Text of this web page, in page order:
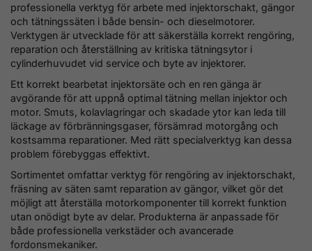
professionella verktyg för arbete med injektorschakt, gängor
och tätningssäten i både bensin- och dieselmotorer.
Verktygen är utvecklade för att säkerställa korrekt rengöring,
reparation och återställning av kritiska tätningsytor i
cylinderhuvudet vid service och byte av injektorer.
Ett korrekt bearbetat injektorsäte och en ren gänga är
avgörande för att uppnå optimal tätning mellan injektor och
motor. Smuts, kolavlagringar och skadade ytor kan leda till
läckage av förbränningsgaser, försämrad motorgång och
kostsamma reparationer. Med rätt specialverktyg kan dessa
problem förebyggas effektivt.
Sortimentet omfattar verktyg för rengöring av injektorschakt,
fräsning av säten samt reparation av gängor, vilket gör det
möjligt att återställa motorkomponenter till korrekt funktion
utan onödigt byte av delar. Produkterna är anpassade för
både professionella verkstäder och avancerade
fordonsmekaniker.